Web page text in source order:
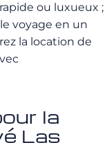
ou luxueux ;
voyage en un
la location de
la
Las